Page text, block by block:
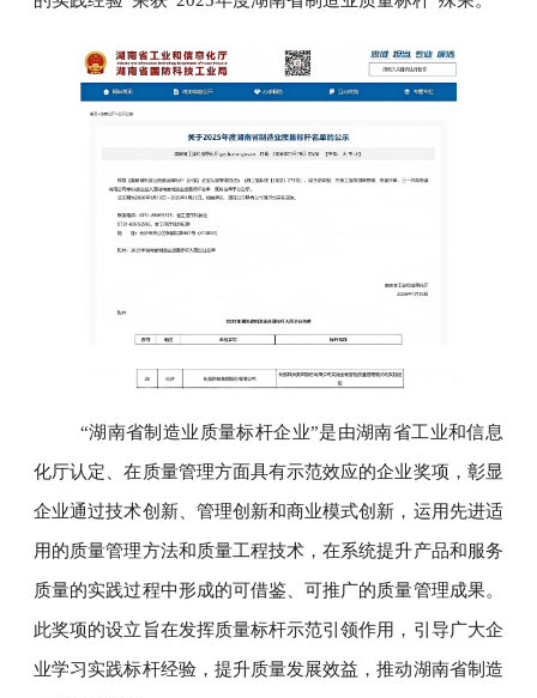
“湖南省制造业质量标杆企业”是由湖南省工业和信息
化厅认定、在质量管理方面具有示范效应的企业奖项，彰显
企业通过技术创新、管理创新和商业模式创新，运用先进适
用的质量管理方法和质量工程技术，在系统提升产品和服务
质量的实践过程中形成的可借鉴、可推广的质量管理成果。
此奖项的设立旨在发挥质量标杆示范引领作用，引导广大企
业学习实践标杆经验，提升质量发展效益，推动湖南省制造